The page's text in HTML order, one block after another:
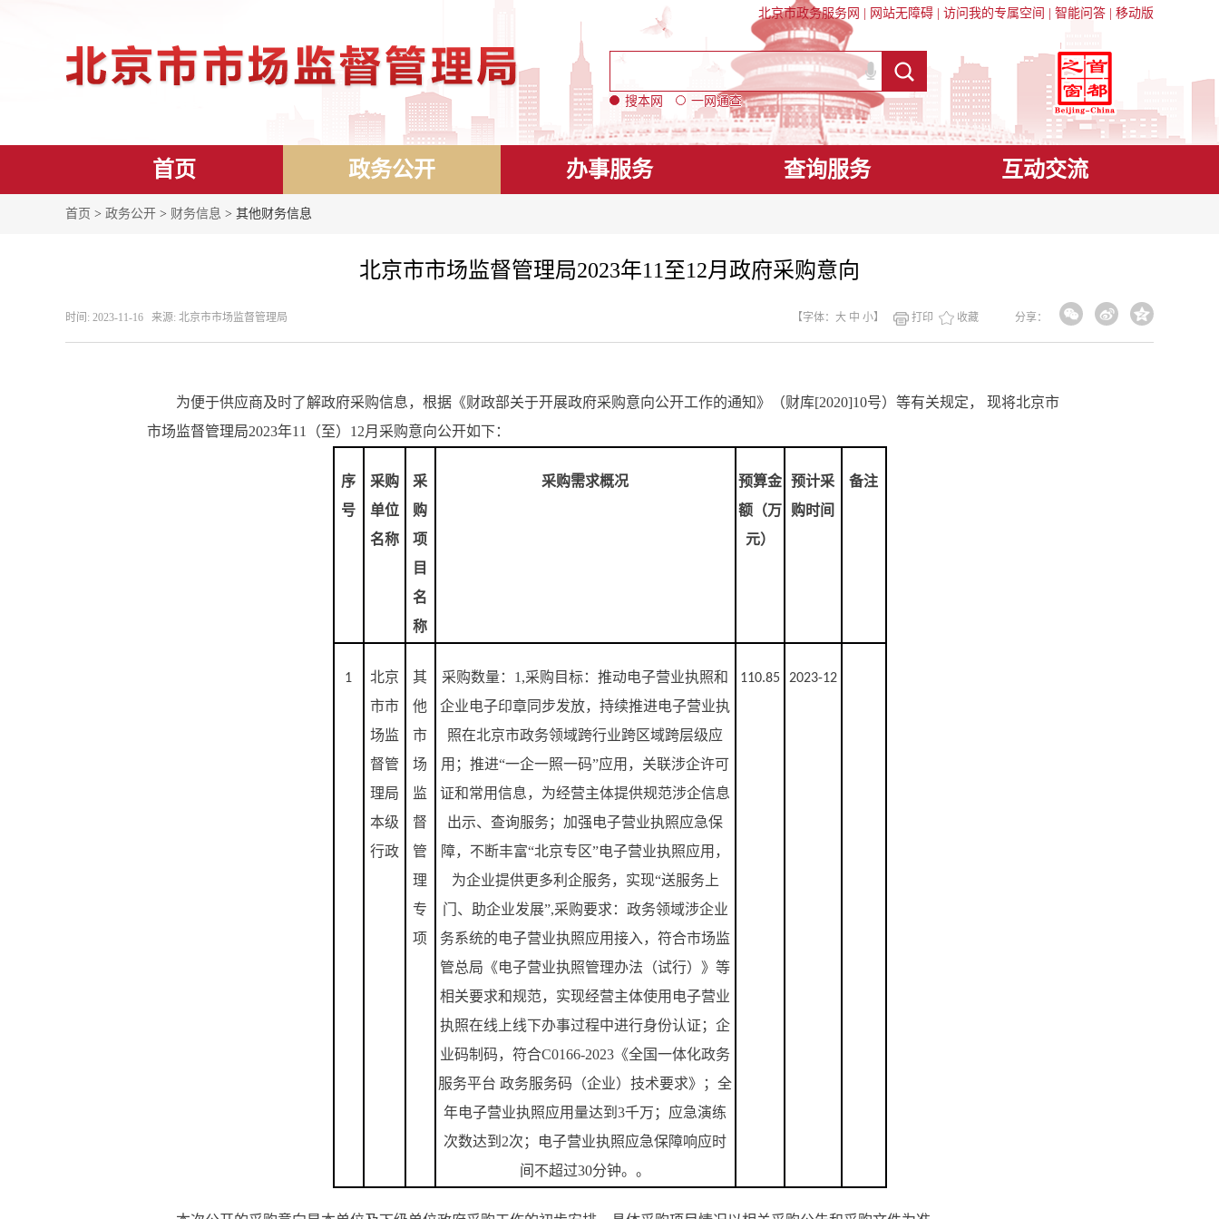
北京市政务服务网 网站无障碍 访问我的专属空间 智能问答 移动版
搜本网 一网通查
首页 政务公开 办事服务 查询服务 互动交流
首页 > 政务公开 > 财务信息 > 其他财务信息
北京市市场监督管理局2023年11至12月政府采购意向
时间: 2023-11-16 来源: 北京市市场监督管理局 分享：
【字体： 大 中 小】 打印 收藏
为便于供应商及时了解政府采购信息，根据《财政部关于开展政府采购意向公开工作的通知》（财库[2020]10号）等有关规定， 现将北京市
市场监督管理局2023年11（至）12月采购意向公开如下：
序
号
采购
单位
名称
采
购
项
目
名
称
采购需求概况
预算金
额（万
元）
预计采
购时间
备注
1
北京
市市
场监
督管
理局
本级
行政
其
他
市
场
监
督
管
理
专
项
采购数量： 1,采购目标：推动电子营业执照和
企业电子印章同步发放，持续推进电子营业执
照在北京市政务领域跨行业跨区域跨层级应
用；推进“一企一照一码”应用，关联涉企许可
证和常用信息，为经营主体提供规范涉企信息
出示、查询服务；加强电子营业执照应急保
障，不断丰富“北京专区”电子营业执照应用，
为企业提供更多利企服务，实现“送服务上
门、助企业发展”,采购要求：政务领域涉企业
务系统的电子营业执照应用接入，符合市场监
管总局《电子营业执照管理办法（试行）》等
相关要求和规范，实现经营主体使用电子营业
执照在线上线下办事过程中进行身份认证；企
业码制码，符合C0166-2023 《全国一体化政务
服务平台 政务服务码（企业）技术要求》；全
年电子营业执照应用量达到3千万；应急演练
次数达到 2次；电子营业执照应急保障响应时
间不超过30分钟。。
110.85 2023-12